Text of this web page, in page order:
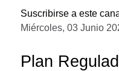
Suscribirse a este
Miércoles, 03 Junio
Plan